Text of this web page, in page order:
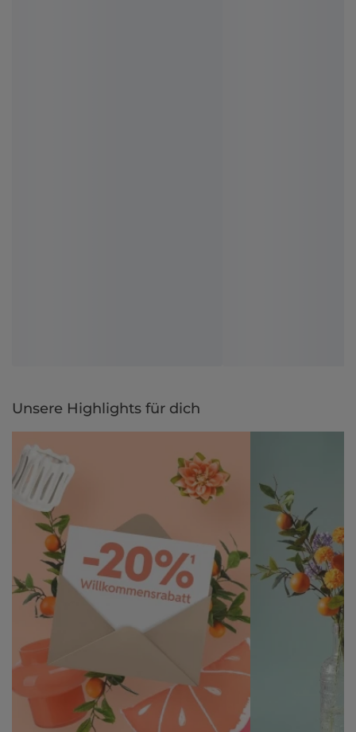
Unsere Highlights für dich